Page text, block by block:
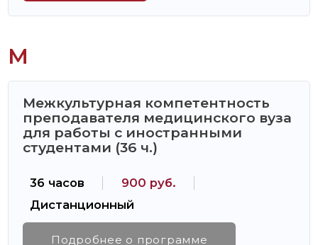
М
Межкультурная компетентность
преподавателя медицинского вуза
для работы с иностранными
студентами (36 ч.)
36 часов
900 руб.
Дистанционный
Подробнее о программе